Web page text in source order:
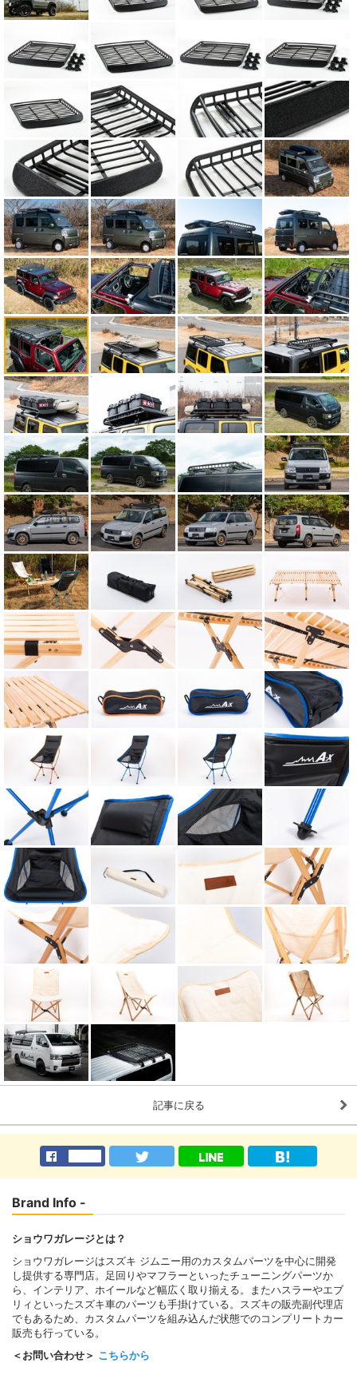
記事に戻る
Brand Info -
ショウワガレージとは？
ショウワガレージはスズキ ジムニー用のカスタムパーツを中心に開発
し提供する専門店。足回りやマフラーといったチューニングパーツか
ら、インテリア、ホイールなど幅広く取り揃える。またハスラーやエブ
リィといったスズキ車のパーツも手掛けている。スズキの販売副代理店
でもあるため、カスタムパーツを組み込んだ状態でのコンプリートカー
販売も行っている。
＜お問い合わせ＞ こちらから